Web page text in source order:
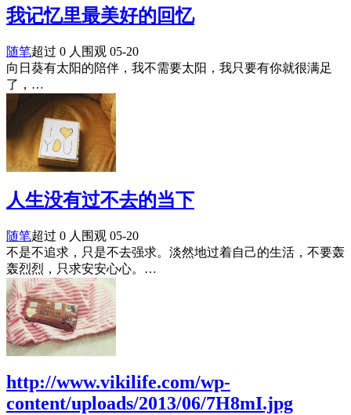
我记忆里最美好的回忆
随笔超过 0 人围观 05-20
向日葵有太阳的陪伴，我不需要太阳，我只要有你就很满足
了，…
人生没有过不去的当下
随笔超过 0 人围观 05-20
不是不追求，只是不去强求。淡然地过着自己的生活，不要轰
轰烈烈，只求安安心心。…
http://www.vikilife.com/wp-
content/uploads/2013/06/7H8mI.jpg